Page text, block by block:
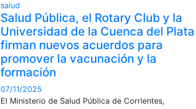
salud
Salud Pública, el Rotary Club y la
Universidad de la Cuenca del Plata
firman nuevos acuerdos para
promover la vacunación y la
formación
07/11/2025
El Ministerio de Salud Pública de Corrientes,